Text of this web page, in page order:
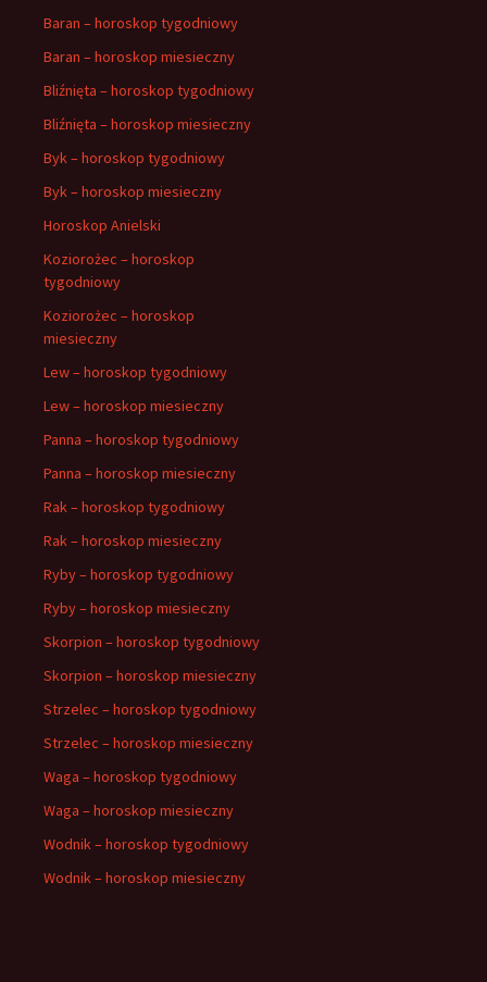
Baran – horoskop tygodniowy
Baran – horoskop miesieczny
Bliźnięta – horoskop tygodniowy
Bliźnięta – horoskop miesieczny
Byk – horoskop tygodniowy
Byk – horoskop miesieczny
Horoskop Anielski
Koziorożec – horoskop
tygodniowy
Koziorożec – horoskop
miesieczny
Lew – horoskop tygodniowy
Lew – horoskop miesieczny
Panna – horoskop tygodniowy
Panna – horoskop miesieczny
Rak – horoskop tygodniowy
Rak – horoskop miesieczny
Ryby – horoskop tygodniowy
Ryby – horoskop miesieczny
Skorpion – horoskop tygodniowy
Skorpion – horoskop miesieczny
Strzelec – horoskop tygodniowy
Strzelec – horoskop miesieczny
Waga – horoskop tygodniowy
Waga – horoskop miesieczny
Wodnik – horoskop tygodniowy
Wodnik – horoskop miesieczny